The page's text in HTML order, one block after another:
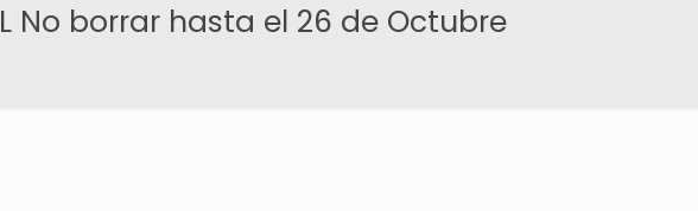
No borrar hasta el 26 de Octubre